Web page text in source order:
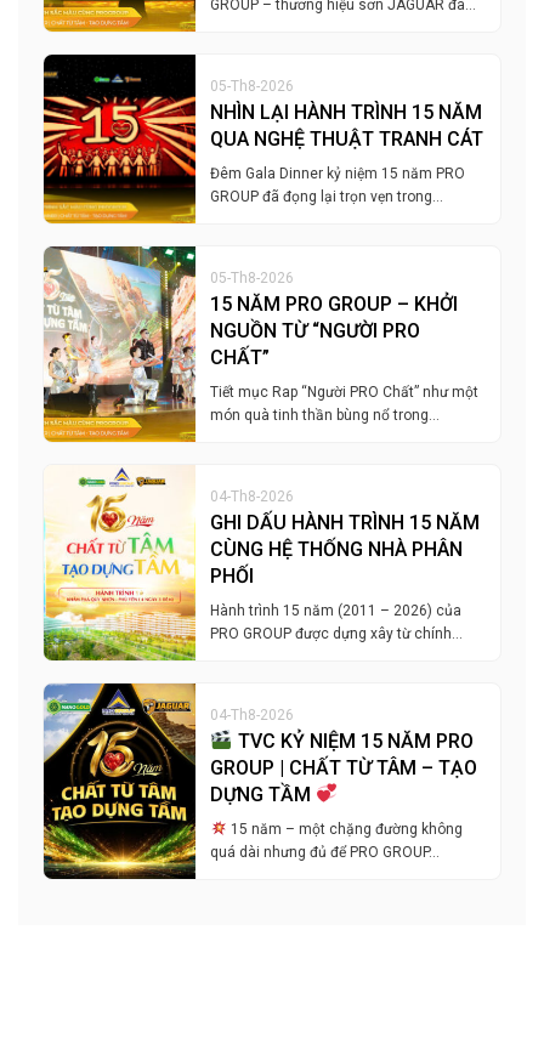
GROUP – thương hiệu sơn JAGUAR đã…
05-Th8-2026
NHÌN LẠI HÀNH TRÌNH 15 NĂM
QUA NGHỆ THUẬT TRANH CÁT
Đêm Gala Dinner kỷ niệm 15 năm PRO
GROUP đã đọng lại trọn vẹn trong…
05-Th8-2026
15 NĂM PRO GROUP – KHỞI
NGUỒN TỪ “NGƯỜI PRO
CHẤT”
Tiết mục Rap “Người PRO Chất” như một
món quà tinh thần bùng nổ trong…
04-Th8-2026
GHI DẤU HÀNH TRÌNH 15 NĂM
CÙNG HỆ THỐNG NHÀ PHÂN
PHỐI
Hành trình 15 năm (2011 – 2026) của
PRO GROUP được dựng xây từ chính…
04-Th8-2026
TVC KỶ NIỆM 15 NĂM PRO
GROUP | CHẤT TỪ TÂM – TẠO
DỰNG TẦM
15 năm – một chặng đường không
quá dài nhưng đủ để PRO GROUP…